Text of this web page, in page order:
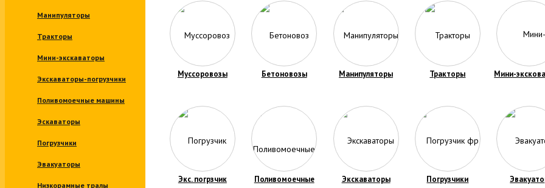
Манипуляторы
Тракторы
Мини-экскаваторы
Экскаваторы-погрузчики
Поливомоечные машины
Эскаваторы
Погрузчики
Эвакуаторы
Низкорамные тралы
Муссоровозы Бетоновозы Манипуляторы Тракторы Мини-
Экс. погрзчик Поливомоечные Экскаваторы Погрузчики